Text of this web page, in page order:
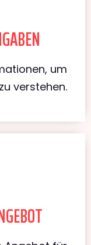
um
verstehen.